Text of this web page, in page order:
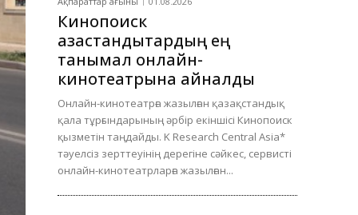
Кинопоиск
қазақстандықтардың ең
танымал онлайн-
кинотеатрына айналды
Онлайн-кинотеатрға жазылған қазақстандық
қала тұрғындарының әрбір екіншісі Кинопоиск
қызметін таңдайды. K Research Central Asia*
тәуелсіз зерттеуінің дерегіне сәйкес, сервисті
онлайн-кинотеатрларға жазылған...